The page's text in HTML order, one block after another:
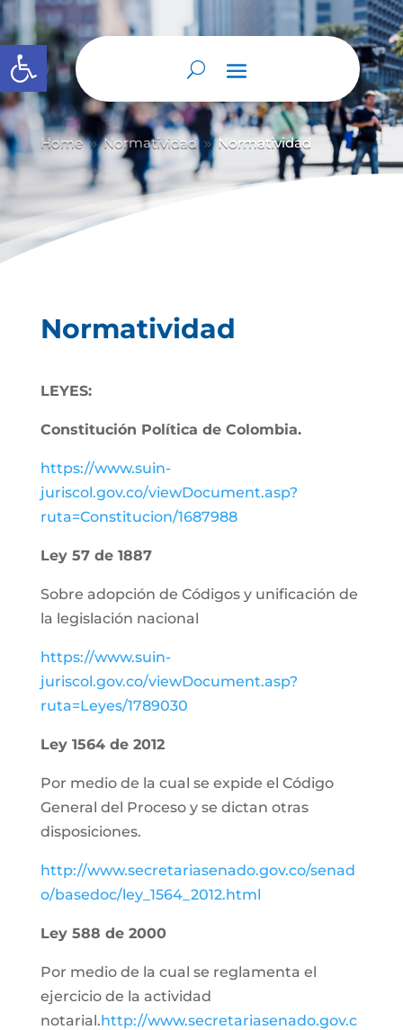
Abrir barra de herramientas
Home 9 Normatividad 9 Normatividad
Normatividad
LEYES:
Constitución Política de Colombia.
https://www.suin-
juriscol.gov.co/viewDocument.asp?
ruta=Constitucion/1687988
Ley 57 de 1887
Sobre adopción de Códigos y unificación de
la legislación nacional
https://www.suin-
juriscol.gov.co/viewDocument.asp?
ruta=Leyes/1789030
Ley 1564 de 2012
Por medio de la cual se expide el Código
General del Proceso y se dictan otras
disposiciones.
http://www.secretariasenado.gov.co/senad
o/basedoc/ley_1564_2012.html
Ley 588 de 2000
Por medio de la cual se reglamenta el
ejercicio de la actividad
notarial.http://www.secretariasenado.gov.c